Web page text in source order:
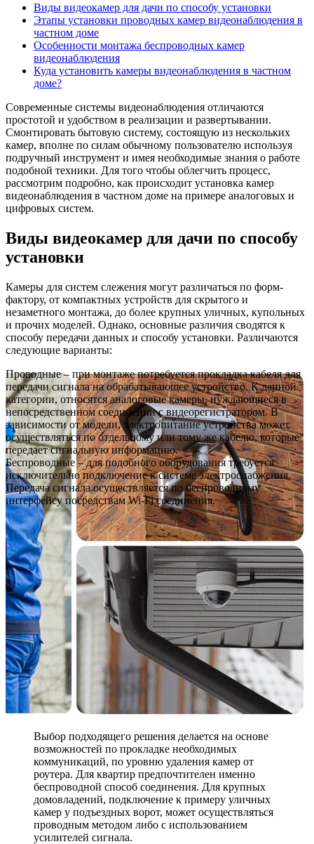
Виды видеокамер для дачи по способу установки
Этапы установки проводных камер видеонаблюдения в
частном доме
Особенности монтажа беспроводных камер
видеонаблюдения
Куда установить камеры видеонаблюдения в частном
доме?
Современные системы видеонаблюдения отличаются
простотой и удобством в реализации и развертывании.
Смонтировать бытовую систему, состоящую из нескольких
камер, вполне по силам обычному пользователю используя
подручный инструмент и имея необходимые знания о работе
подобной техники. Для того чтобы облегчить процесс,
рассмотрим подробно, как происходит установка камер
видеонаблюдения в частном доме на примере аналоговых и
цифровых систем.
Виды видеокамер для дачи по способу
установки
Камеры для систем слежения могут различаться по форм-
фактору, от компактных устройств для скрытого и
незаметного монтажа, до более крупных уличных, купольных
и прочих моделей. Однако, основные различия сводятся к
способу передачи данных и способу установки. Различаются
следующие варианты:
Проводные – при монтаже потребуется прокладка кабеля для
передачи сигнала на обрабатывающее устройство. К данной
категории, относятся аналоговые камеры, нуждающиеся в
непосредственном соединении с видеорегистратором. В
зависимости от модели, электропитание устройства может
осуществляться по отдельному или тому же кабелю, которые
передает сигнальную информацию.
Беспроводные – для подобного оборудования требуется
исключительно подключение к системе электроснабжения.
Передача сигнала осуществляется по беспроводному
интерфейсу посредствам Wi-Fi соединения.
Выбор подходящего решения делается на основе
возможностей по прокладке необходимых
коммуникаций, по уровню удаления камер от
роутера. Для квартир предпочтителен именно
беспроводной способ соединения. Для крупных
домовладений, подключение к примеру уличных
камер у подъездных ворот, может осуществляться
проводным методом либо с использованием
усилителей сигнала.